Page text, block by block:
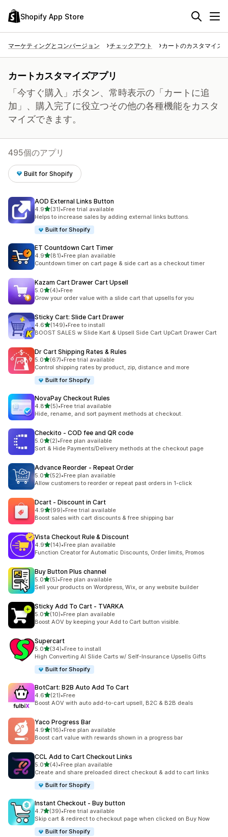
Shopify App Store
マーケティングとコンバージョン チェックアウト カートのカスタマイズ
カートカスタマイズアプリ
「今すぐ購入」ボタン、常時表示の「カートに追
加」、購入完了に役立つその他の各種機能をカスタ
マイズできます。
495個のアプリ
Built for Shopify
AOD External Links Button
4.95つ星中
(31)
合計レビュー数：31件
•Free trial available
Helps to increase sales by adding external links buttons.
Built for Shopify
ET Countdown Cart Timer
4.95つ星中
(81)
合計レビュー数：81件
•Free plan available
Countdown timer on cart page & side cart as a checkout timer
Kazam Cart Drawer Cart Upsell
5.05つ星中
(4)
合計レビュー数：4件
•Free
Grow your order value with a slide cart that upsells for you
Sticky Cart: Slide Cart Drawer
4.65つ星中
(149)
合計レビュー数：149件
•Free to install
BOOST SALES w Slide Kart & Upsell Side Cart UpCart Drawer Cart
Dr Cart Shipping Rates & Rules
5.05つ星中
(67)
合計レビュー数：67件
•Free trial available
Control shipping rates by product, zip, distance and more
Built for Shopify
NovaPay Checkout Rules
4.85つ星中
(5)
合計レビュー数：5件
•Free trial available
Hide, rename, and sort payment methods at checkout.
Checkito ‑ COD fee and QR code
5.05つ星中
(2)
合計レビュー数：2件
•Free plan available
Sort & Hide Payments/Delivery methods at the checkout page
Advance Reorder ‑ Repeat Order
5.05つ星中
(52)
合計レビュー数：52件
•Free plan available
Allow customers to reorder or repeat past orders in 1-click
Dcart ‑ Discount in Cart
4.95つ星中
(99)
合計レビュー数：99件
•Free trial available
Boost sales with cart discounts & free shipping bar
Vista Checkout Rule & Discount
4.95つ星中
(14)
合計レビュー数：14件
•Free plan available
Function Creator for Automatic Discounts, Order limits, Promos
Buy Button Plus channel
5.05つ星中
(5)
合計レビュー数：5件
•Free plan available
Sell your products on Wordpress, Wix, or any website builder
Sticky Add To Cart ‑ TVARKA
5.05つ星中
(10)
合計レビュー数：10件
•Free plan available
Boost AOV by keeping your Add to Cart button visible.
Supercart
5.05つ星中
(34)
合計レビュー数：34件
•Free to install
High Converting AI Slide Carts w/ Self-Insurance Upsells Gifts
Built for Shopify
BotCart: B2B Auto Add To Cart
4.65つ星中
(21)
合計レビュー数：21件
•Free
Boost AOV with auto add-to-cart upsell, B2C & B2B deals
Yaco Progress Bar
4.95つ星中
(16)
合計レビュー数：16件
•Free plan available
Boost cart value with rewards shown in a progress bar
CCL Add to Cart Checkout Links
5.05つ星中
(4)
合計レビュー数：4件
•Free plan available
Create and share preloaded direct checkout & add to cart links
Built for Shopify
Instant Checkout ‑ Buy button
4.75つ星中
(39)
合計レビュー数：39件
•Free trial available
Skip cart & redirect to checkout page when clicked on Buy Now
Built for Shopify